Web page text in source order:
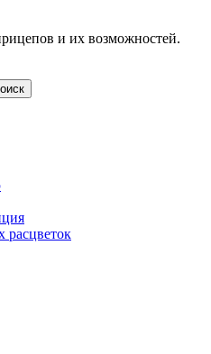
и их возможностей.
расцветок